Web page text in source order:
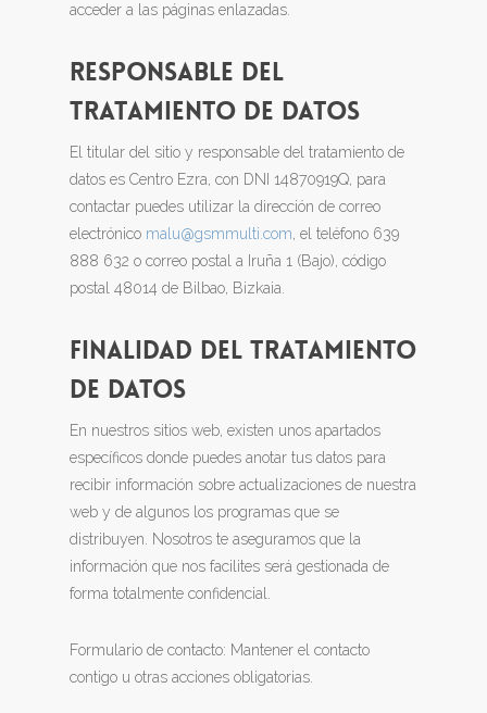
acceder a las páginas enlazadas.
RESPONSABLE DEL
TRATAMIENTO DE DATOS
El titular del sitio y responsable del tratamiento de
datos es Centro Ezra, con DNI 14870919Q, para
contactar puedes utilizar la dirección de correo
electrónico malu@gsmmulti.com , el teléfono 639
888 632 o correo postal a Iruña 1 (Bajo), código
postal 48014 de Bilbao, Bizkaia.
FINALIDAD DEL TRATAMIENTO
DE DATOS
En nuestros sitios web, existen unos apartados
específicos donde puedes anotar tus datos para
recibir información sobre actualizaciones de nuestra
web y de algunos los programas que se
distribuyen. Nosotros te aseguramos que la
información que nos facilites será gestionada de
forma totalmente confidencial.
Formulario de contacto: Mantener el contacto
contigo u otras acciones obligatorias.